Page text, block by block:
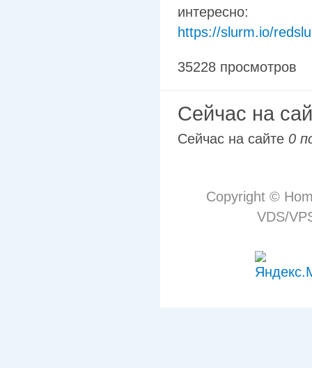
интересно:
https://slurm.io/
35228 просмотров
Сейчас на
Сейчас на сайте 0
Copyright ©
VDS/